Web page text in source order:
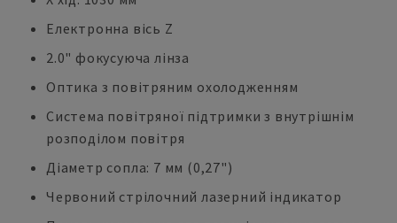
Електронна вісь Z
2.0" фокусуюча лінза
Оптика з повітряним охолодженням
Система повітряної підтримки з внутрішнім
розподілом повітря
Діаметр сопла: 7 мм (0,27")
Червоний стрілочний лазерний індикатор